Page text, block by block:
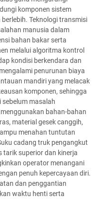
komponen sistem
Teknologi transmisi
manusia dalam
bahan bakar serta
melalui algoritma kontrol
kondisi berkendara dan
penurunan biaya
mandiri yang melacak
komponen, sehingga
masalah
bahan-bahan
material gesek canggih,
menahan tuntutan
cadang truk pengangkut
tarik superior dan kinerja
operator menangani
penuh kepercayaan diri.
dan penggantian
waktu henti serta